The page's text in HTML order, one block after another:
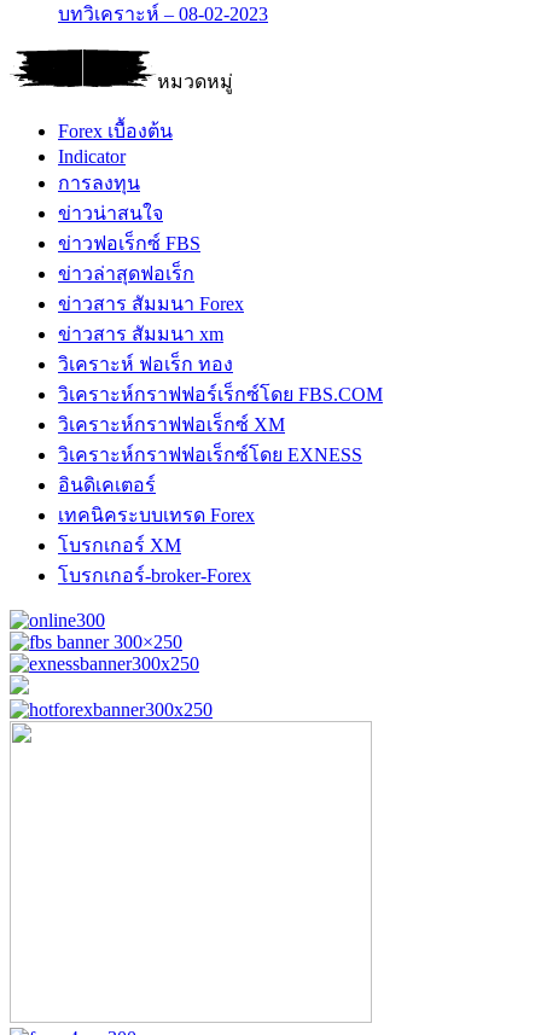
บทวิเคราะห์ – 08-02-2023
หมวดหมู่
Forex เบื้องต้น
Indicator
การลงทุน
ข่าวน่าสนใจ
ข่าวฟอเร็กซ์ FBS
ข่าวล่าสุดฟอเร็ก
ข่าวสาร สัมมนา Forex
ข่าวสาร สัมมนา xm
วิเคราะห์ ฟอเร็ก ทอง
วิเคราะห์กราฟฟอร์เร็กซ์โดย FBS.COM
วิเคราะห์กราฟฟอเร็กซ์ XM
วิเคราะห์กราฟฟอเร็กซ์โดย EXNESS
อินดิเคเตอร์
เทคนิคระบบเทรด Forex
โบรกเกอร์ XM
โบรกเกอร์-broker-Forex